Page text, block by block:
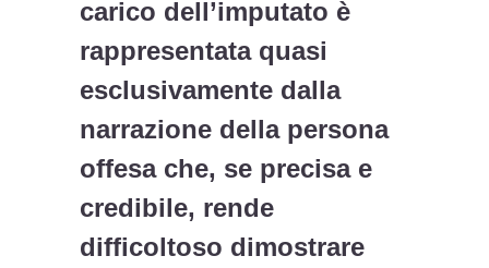
carico dell’imputato è
rappresentata quasi
esclusivamente dalla
narrazione della persona
offesa che, se precisa e
credibile, rende
difficoltoso dimostrare